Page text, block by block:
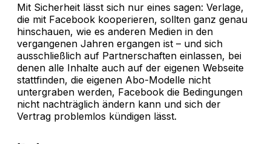
Mit Sicherheit lässt sich nur eines sagen: Verlage,
die mit Facebook kooperieren, sollten ganz genau
hinschauen, wie es anderen Medien in den
vergangenen Jahren ergangen ist – und sich
ausschließlich auf Partnerschaften einlassen, bei
denen alle Inhalte auch auf der eigenen Webseite
stattfinden, die eigenen Abo-Modelle nicht
untergraben werden, Facebook die Bedingungen
nicht nachträglich ändern kann und sich der
Vertrag problemlos kündigen lässt.